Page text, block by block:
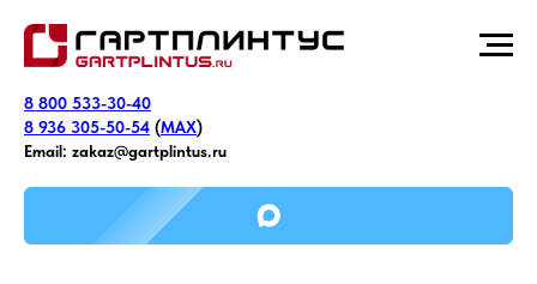
8 800 533-30-40
8 936 305-50-54 (MAX)
Email: zakaz@gartplintus.ru